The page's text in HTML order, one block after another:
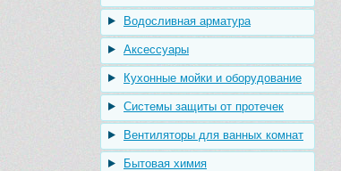
Водосливная арматура
Аксессуары
Кухонные мойки и оборудование
Системы защиты от протечек
Вентиляторы для ванных комнат
Бытовая химия